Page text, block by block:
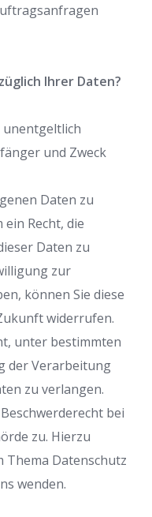
Ihrer Daten?
unentgeltlich
und Zweck
Daten zu
Recht, die
Daten zu
zur
können Sie diese
widerrufen.
unter bestimmten
der Verarbeitung
zu verlangen.
bei
zu. Hierzu
Thema Datenschutz
wenden.